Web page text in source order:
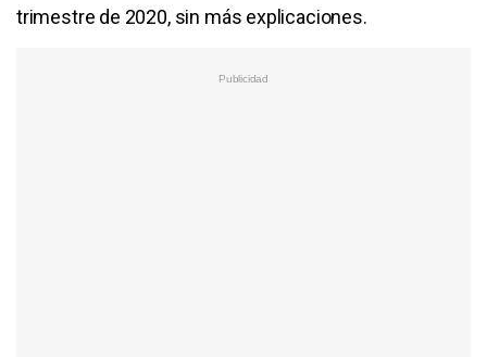
trimestre de 2020, sin más explicaciones.